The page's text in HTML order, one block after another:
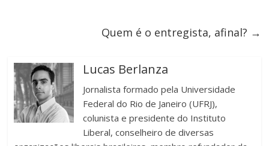
Quem é o entregista, afinal? →
Lucas Berlanza
Jornalista formado pela Universidade
Federal do Rio de Janeiro (UFRJ),
colunista e presidente do Instituto
Liberal, conselheiro de diversas